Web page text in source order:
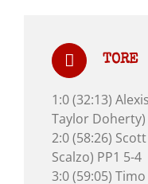
TORE
1:0 (32:13)
Taylor Doherty)
2:0 (58:26)
Scalzo) PP1 5-4
3:0 (59:05)